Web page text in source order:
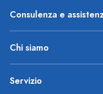
Consulenza e
Chi siamo
Servizio